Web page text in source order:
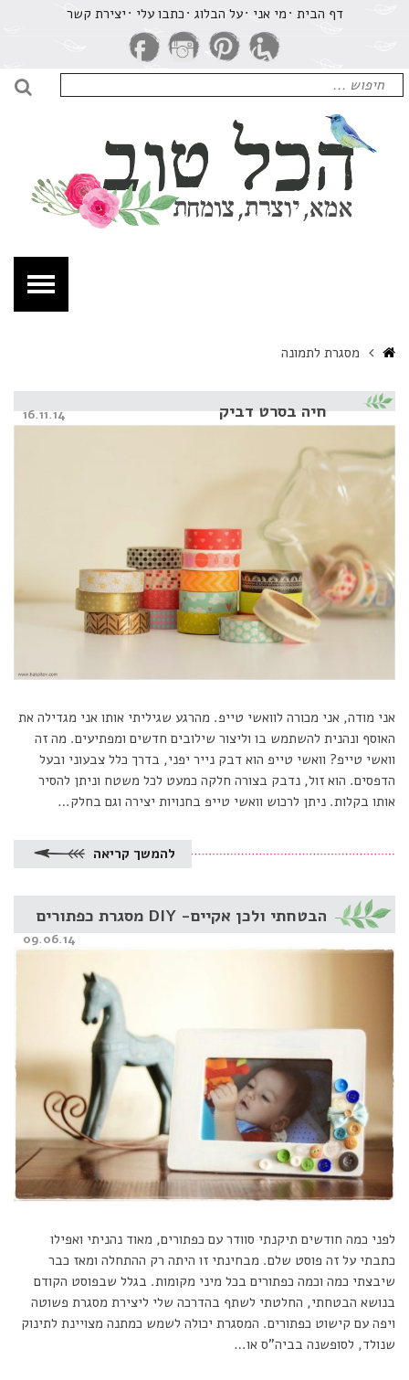
»
הכל
דף הבית מי אני על הבלוג ​כתבו עלי יצירת קשר
חיפוש
עבור:
Homeמסגרת לתמונה
חיה בסרט דביק Posted
on
16.11.14
אני מודה, אני מכורה לוואשי טייפ. מהרגע שגיליתי אותו אני מגדילה את
האוסף ונהנית להשתמש בו וליצור שילובים חדשים ומפתיעים. מה זה
וואשי טייפ? וואשי טייפ הוא דבק נייר יפני, בדרך כלל צבעוני ובעל
הדפסים. הוא זול, נדבק בצורה חלקה כמעט לכל משטח וניתן להסיר
אותו בקלות. ניתן לרכוש וואשי טייפ בחנויות יצירה וגם בחלק…
להמשך קריאה
הבטחתי ולכן אקיים- DIY מסגרת כפתורים
Posted
on
09.06.14
לפני כמה חודשים תיקנתי סוודר עם כפתורים, מאוד נהניתי ואפילו
כתבתי על זה פוסט שלם. מבחינתי זו היתה רק ההתחלה ומאז כבר
שיבצתי כמה וכמה כפתורים בכל מיני מקומות. בגלל שבפוסט הקודם
בנושא הבטחתי, החלטתי לשתף בהדרכה שלי ליצירת מסגרת פשוטה
ויפה עם קישוט כפתורים. המסגרת יכולה לשמש כמתנה מצויינת לתינוק
שנולד, לסופשנה בביה”ס או…